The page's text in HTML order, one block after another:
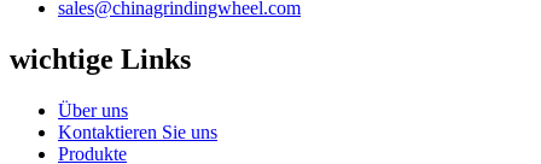
sales@chinagrindingwheel.com
wichtige Links
Über uns
Kontaktieren Sie uns
Produkte